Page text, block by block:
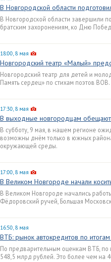
В Новгородской области
В Новгородской области завершили
братским захоронениям, ко Дню
18:00, 8 мая
Новгородский театр «Малый»
Новгородский театр для детей и
Память сердец» по стихам поэтов ВОВ.
17:30, 8 мая
В выходные новгородцам
В субботу, 9 мая, в нашем регионе
возможны днём только в южных
окружающей среды.
17:00, 8 мая
В Великом Новгороде начали
В Великом Новгороде начались
Фёдоровский ручей, Большая
16:50, 8 мая
ВТБ: рынок автокредитов по
По предварительным оценкам ВТБ, по
548,5 млрд рублей. Это более чем на